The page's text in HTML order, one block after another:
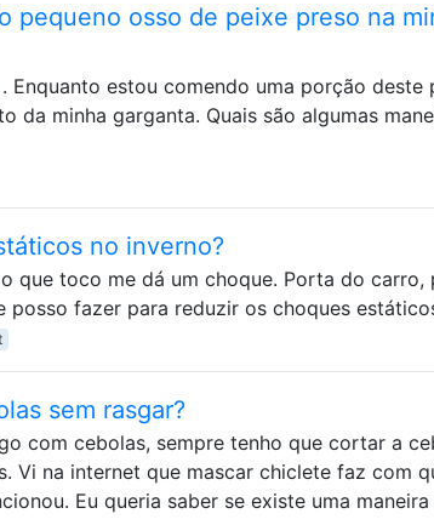
pequeno osso de peixe preso na
Enquanto estou comendo uma porção deste
da minha garganta. Quais são algumas
no inverno?
que toco me dá um choque. Porta do carro,
posso fazer para reduzir os choques
sem rasgar?
com cebolas, sempre tenho que cortar a
Vi na internet que mascar chiclete faz com
Eu queria saber se existe uma